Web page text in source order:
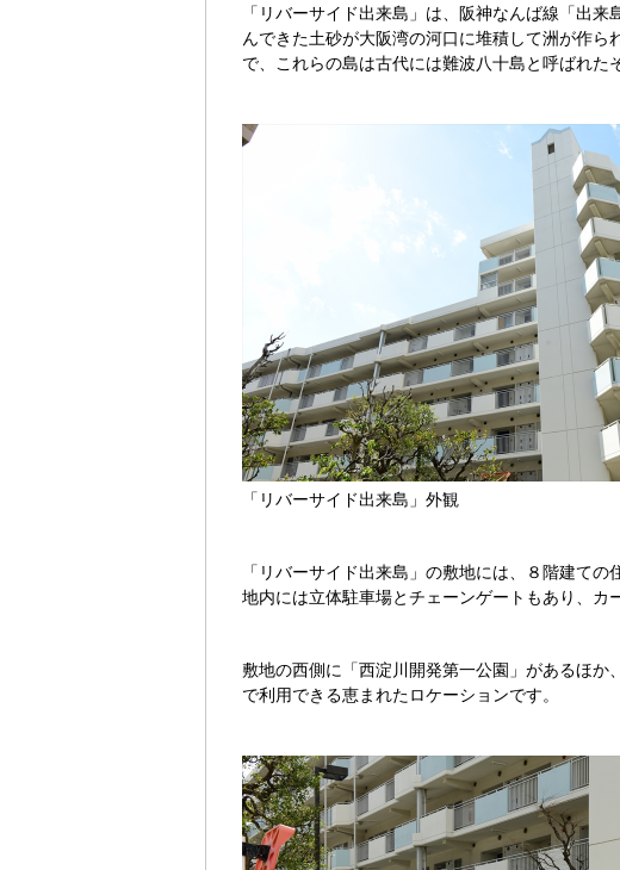
「リバーサイド出来島」は、阪神なんば線「出
んできた土砂が大阪湾の河口に堆積して洲が作
で、これらの島は古代には難波八十島と呼ばれた
「リバーサイド出来島」外観
「リバーサイド出来島」の敷地には、８階建て
地内には立体駐車場とチェーンゲートもあり、カ
敷地の西側に「西淀川開発第一公園」があるほ
で利用できる恵まれたロケーションです。